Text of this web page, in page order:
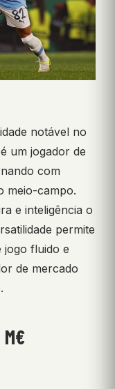
notável no
um jogador de
com
meio-campo.
e inteligência o
permite
jogo fluido e
de mercado
M€